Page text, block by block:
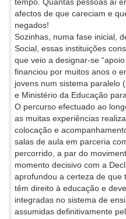
afectos de que careciam e
negados!
Sozinhas, numa fase inicial,
Social, essas instituições
que veio a designar-se
financiou por muitos anos o
jovens num sistema paralelo
e Ministério da Educação
O percurso efectuado ao
as muitas experiências
colocação e
salas de aula em parceria
percorrido, a par do
momento decisivo com a
aprofundou a certeza de que
têm direito à educação e
integradas no sistema de
assumidas definitivamente